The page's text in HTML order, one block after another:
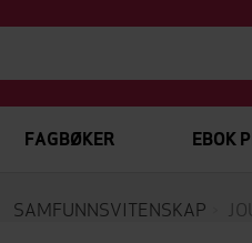
FAGBØKER EBOK
SAMFUNNSVITENSKAP